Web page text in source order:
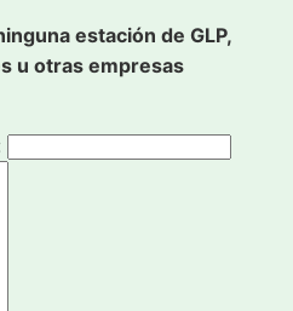
estación de GLP,
u otras empresas